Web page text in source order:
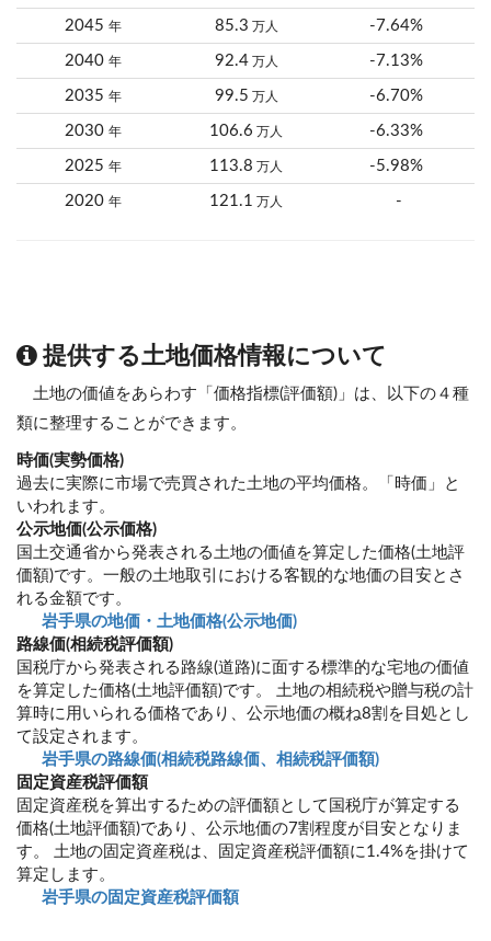
2045 年 85.3 万人 -7.64%
2040 年 92.4万人 -7.13%
2035 年 99.5 万人 -6.70%
2030 年 106.6 万人 -6.33%
2025 年 113.8 万人 -5.98%
2020 年 121.1 万人 -
提供する土地価格情報について
土地の価値をあらわす「価格指標(評価額)」は、以下の４種
類に整理することができます。
時価(実勢価格)
過去に実際に市場で売買された土地の平均価格。「時価」と
いわれます。
公示地価(公示価格)
国土交通省から発表される土地の価値を算定した価格(土地評
価額)です。一般の土地取引における客観的な地価の目安とさ
れる金額です。
岩手県の地価・土地価格(公示地価)
路線価(相続税評価額)
国税庁から発表される路線(道路)に面する標準的な宅地の価値
を算定した価格(土地評価額)です。 土地の相続税や贈与税の計
算時に用いられる価格であり、公示地価の概ね8割を目処とし
て設定されます。
岩手県の路線価(相続税路線価、相続税評価額)
固定資産税評価額
固定資産税を算出するための評価額として国税庁が算定する
価格(土地評価額)であり、公示地価の7割程度が目安となりま
す。 土地の固定資産税は、固定資産税評価額に1.4%を掛けて
算定します。
岩手県の固定資産税評価額